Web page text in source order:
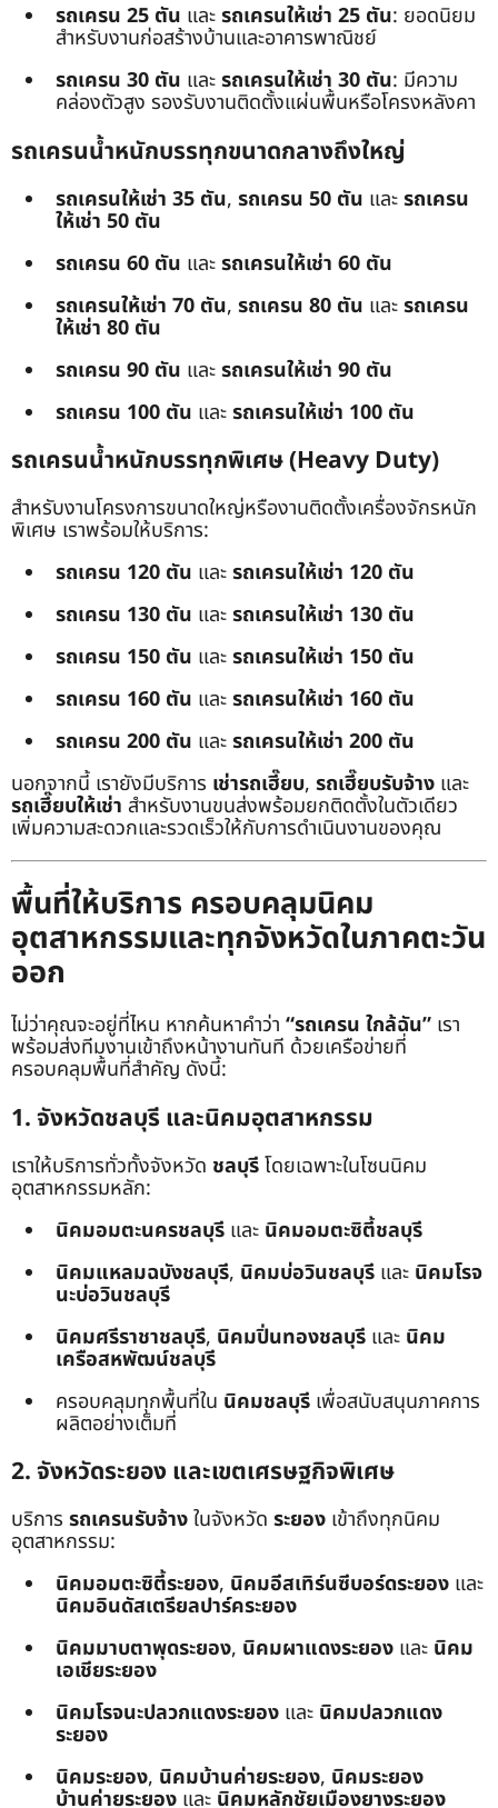
รถเครน 25 ตัน และรถเครนให้เช่า 25 ตัน: ยอดนิยม
สำหรับงานก่อสร้างบ้านและอาคารพาณิชย์
รถเครน 30 ตัน และรถเครนให้เช่า 30 ตัน: มีความ
คล่องตัวสูง รองรับงานติดตั้งแผ่นพื้นหรือโครงหลังคา
รถเครนน้ำหนักบรรทุกขนาดกลางถึงใหญ่
รถเครนให้เช่า 35 ตัน, รถเครน 50 ตัน และรถเครน
ให้เช่า 50 ตัน
รถเครน 60 ตัน และรถเครนให้เช่า 60 ตัน
รถเครนให้เช่า 70 ตัน, รถเครน 80 ตัน และรถเครน
ให้เช่า 80 ตัน
รถเครน 90 ตัน และรถเครนให้เช่า 90 ตัน
รถเครน 100 ตัน และรถเครนให้เช่า 100 ตัน
รถเครนน้ำหนักบรรทุกพิเศษ (Heavy Duty)
สำหรับงานโครงการขนาดใหญ่หรืองานติดตั้งเครื่องจักรหนัก
พิเศษ เราพร้อมให้บริการ:
รถเครน 120 ตัน และรถเครนให้เช่า 120 ตัน
รถเครน 130 ตัน และรถเครนให้เช่า 130 ตัน
รถเครน 150 ตัน และรถเครนให้เช่า 150 ตัน
รถเครน 160 ตัน และรถเครนให้เช่า 160 ตัน
รถเครน 200 ตัน และรถเครนให้เช่า 200 ตัน
นอกจากนี้ เรายังมีบริการ เช่ารถเฮี๊ยบ, รถเฮี๊ยบรับจ้าง และ
รถเฮี๊ยบให้เช่า สำหรับงานขนส่งพร้อมยกติดตั้งในตัวเดียว
เพิ่มความสะดวกและรวดเร็วให้กับการดำเนินงานของคุณ
พื้นที่ให้บริการ ครอบคลุมนิคม
อุตสาหกรรมและทุกจังหวัดในภาคตะวัน
ออก
ไม่ว่าคุณจะอยู่ที่ไหน หากค้นหาคำว่า “รถเครน ใกล้ฉัน” เรา
พร้อมส่งทีมงานเข้าถึงหน้างานทันที ด้วยเครือข่ายที่
ครอบคลุมพื้นที่สำคัญ ดังนี้:
1. จังหวัดชลบุรี และนิคมอุตสาหกรรม
เราให้บริการทั่วทั้งจังหวัด ชลบุรีโดยเฉพาะในโซนนิคม
อุตสาหกรรมหลัก:
นิคมอมตะนครชลบุรี และ นิคมอมตะซิตี้ชลบุรี
นิคมแหลมฉบังชลบุรี, นิคมบ่อวินชลบุรี และ นิคมโรจ
นะบ่อวินชลบุรี
นิคมศรีราชาชลบุรี, นิคมปิ่นทองชลบุรี และ นิคม
เครือสหพัฒน์ชลบุรี
ครอบคลุมทุกพื้นที่ใน นิคมชลบุรี เพื่อสนับสนุนภาคการ
ผลิตอย่างเต็มที่
2. จังหวัดระยอง และเขตเศรษฐกิจพิเศษ
บริการ รถเครนรับจ้างในจังหวัด ระยอง เข้าถึงทุกนิคม
อุตสาหกรรม:
นิคมอมตะซิตี้ระยอง, นิคมอีสเทิร์นซีบอร์ดระยอง และ
นิคมอินดัสเตรียลปาร์คระยอง
นิคมมาบตาพุดระยอง, นิคมผาแดงระยอง และ นิคม
เอเชียระยอง
นิคมโรจนะปลวกแดงระยอง และ นิคมปลวกแดง
ระยอง
นิคมระยอง, นิคมบ้านค่ายระยอง, นิคมระยอง
บ้านค่ายระยอง และ นิคมหลักชัยเมืองยางระยอง